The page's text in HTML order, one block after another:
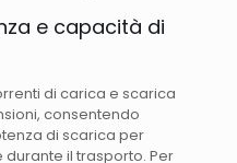
e capacità di
di carica e scarica
consentendo
di scarica per
il trasporto. Per